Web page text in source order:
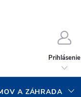
Prihlásenie
A ZÁHRADA